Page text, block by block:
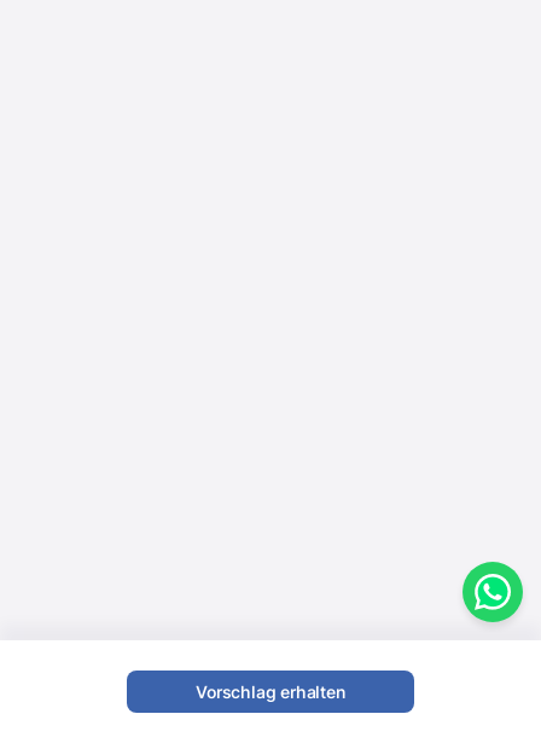
Vorschlag erhalten